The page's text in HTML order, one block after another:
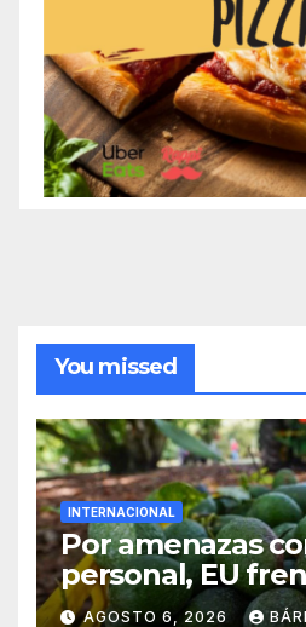
You missed
INTERNACIONAL
Por amenazas
personal, EU
exportación de
AGOSTO 6, 2026